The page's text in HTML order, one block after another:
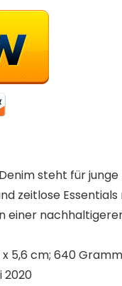
steht fürjunge
zeitlose
einer
: ‎ 28,2 x 26,6 x 5,6 cm; 640 Gramm
: ‎ 18. Mai 2020